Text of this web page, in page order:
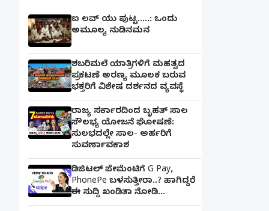
ಐ ಲವ್ ಯು ಪುಟ್ಟ.....: ಒಂದು
ಅಮೂಲ್ಯ ನುಡಿನಮನ
ಶಬರಿಮಲೆ ಯಾತ್ರಿಗಳಿಗೆ ಮಹತ್ವದ
ಪ್ರಕಟಣೆ ಅರಣ್ಯ ಮೂಲಕ ಬರುವ
ಭಕ್ತರಿಗೆ ವಿಶೇಷ ದರ್ಶನದ ವ್ಯವಸ್ಥೆ
ರಾಜ್ಯ ಸರ್ಕಾರದಿಂದ ಬೃಹತ್ ಸಾಲ
ಸೌಲಭ್ಯ ಯೋಜನೆ ಘೋಷಣೆ:
ಸುಲಭದಲ್ಲೇ ಸಾಲ- ಅರ್ಹರಿಗೆ
ಸುವರ್ಣಾವಕಾಶ
ಡಿಜಿಟಲ್ ಪೇಮೆಂಟಿಗೆ G Pay,
PhonePe ಬಳಸುತ್ತೀರಾ..? ಹಾಗಿದ್ದರೆ
ಈ ಸುದ್ದಿ ಖಂಡಿತಾ ನೋಡಿ...